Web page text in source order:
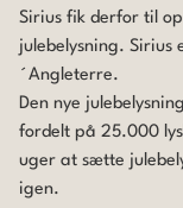
Sirius fik derfor til
julebelysning. Sirius
´Angleterre.
Den nye
fordelt på 25.000
uger at sætte
igen.